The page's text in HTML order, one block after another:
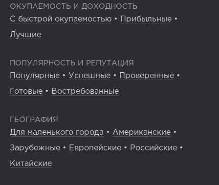
ОКУПАЕМОСТЬ И ДОХОДНОСТЬ
С быстрой окупаемостью • Прибыльные •
Лучшие
ПОПУЛЯРНОСТЬ И РЕПУТАЦИЯ
Популярные • Успешные • Проверенные •
Готовые • Востребованные
ГЕОГРАФИЯ
Для маленького города • Американские •
Зарубежные • Европейские • Российские •
Китайские